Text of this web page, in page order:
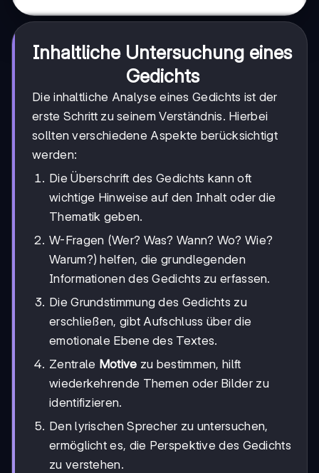
Inhaltliche Untersuchung eines
Gedichts
Die inhaltliche Analyse eines Gedichts ist der
erste Schritt zu seinem Verständnis. Hierbei
sollten verschiedene Aspekte berücksichtigt
werden:
Die Überschrift des Gedichts kann oft
wichtige Hinweise auf den Inhalt oder die
Thematik geben.
W-Fragen (Wer? Was? Wann? Wo? Wie?
Warum?) helfen, die grundlegenden
Informationen des Gedichts zu erfassen.
Die Grundstimmung des Gedichts zu
erschließen, gibt Aufschluss über die
emotionale Ebene des Textes.
Zentrale Motive zu bestimmen, hilft
wiederkehrende Themen oder Bilder zu
identifizieren.
Den lyrischen Sprecher zu untersuchen,
ermöglicht es, die Perspektive des Gedichts
zu verstehen.